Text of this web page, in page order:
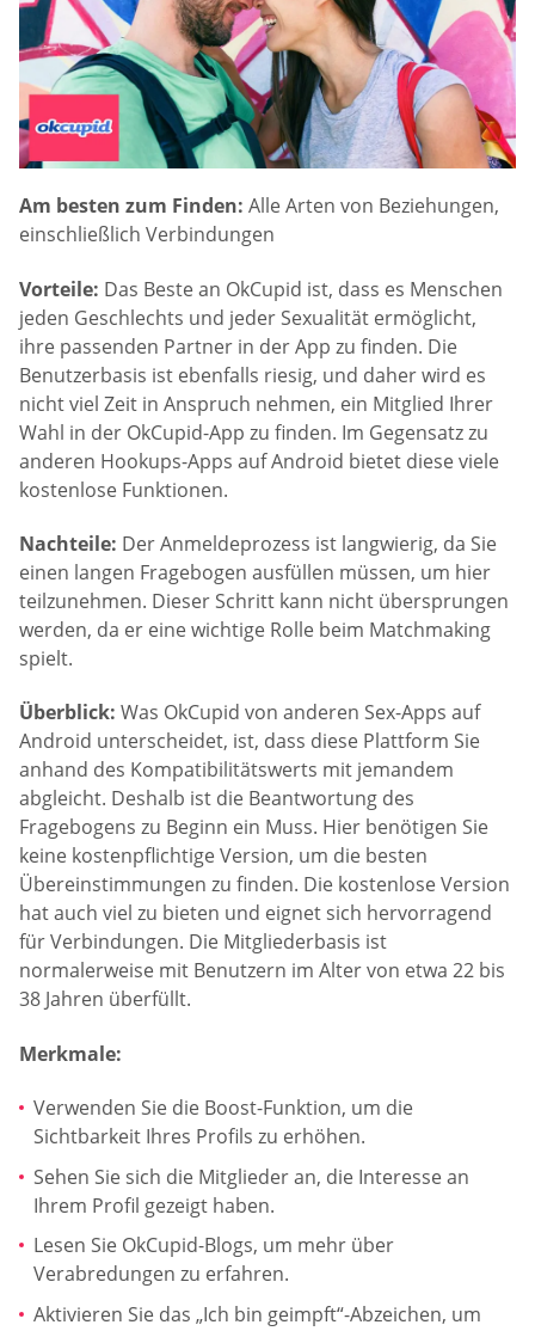
Am besten zum Finden: Alle Arten von Beziehungen,
einschließlich Verbindungen
Vorteile: Das Beste an OkCupid ist, dass es Menschen
jeden Geschlechts und jeder Sexualität ermöglicht,
ihre passenden Partner in der App zu finden. Die
Benutzerbasis ist ebenfalls riesig, und daher wird es
nicht viel Zeit in Anspruch nehmen, ein Mitglied Ihrer
Wahl in der OkCupid-App zu finden. Im Gegensatz zu
anderen Hookups-Apps auf Android bietet diese viele
kostenlose Funktionen.
Nachteile: Der Anmeldeprozess ist langwierig, da Sie
einen langen Fragebogen ausfüllen müssen, um hier
teilzunehmen. Dieser Schritt kann nicht übersprungen
werden, da er eine wichtige Rolle beim Matchmaking
spielt.
Überblick: Was OkCupid von anderen Sex-Apps auf
Android unterscheidet, ist, dass diese Plattform Sie
anhand des Kompatibilitätswerts mit jemandem
abgleicht. Deshalb ist die Beantwortung des
Fragebogens zu Beginn ein Muss. Hier benötigen Sie
keine kostenpflichtige Version, um die besten
Übereinstimmungen zu finden. Die kostenlose Version
hat auch viel zu bieten und eignet sich hervorragend
für Verbindungen. Die Mitgliederbasis ist
normalerweise mit Benutzern im Alter von etwa 22 bis
38 Jahren überfüllt.
Merkmale:
Verwenden Sie die Boost-Funktion, um die
Sichtbarkeit Ihres Profils zu erhöhen.
Sehen Sie sich die Mitglieder an, die Interesse an
Ihrem Profil gezeigt haben.
Lesen Sie OkCupid-Blogs, um mehr über
Verabredungen zu erfahren.
Aktivieren Sie das „Ich bin geimpft“-Abzeichen, um